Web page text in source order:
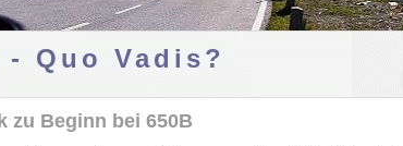
- Quo Vadis?
zu Beginn bei 650B